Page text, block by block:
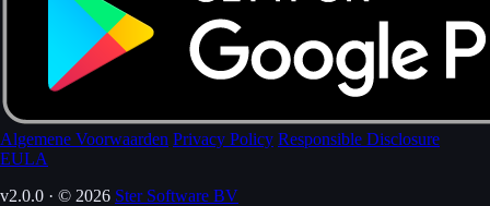
Algemene Voorwaarden Privacy Policy Responsible Disclosure
EULA
v2.0.0 · © 2026 Ster Software BV